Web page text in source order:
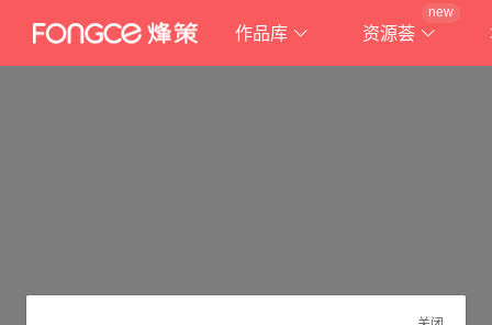
作品库 资源荟
new